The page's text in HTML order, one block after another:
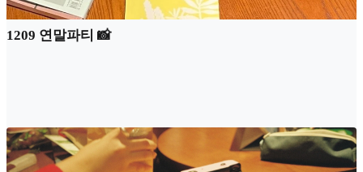
1209 연말파티 📸